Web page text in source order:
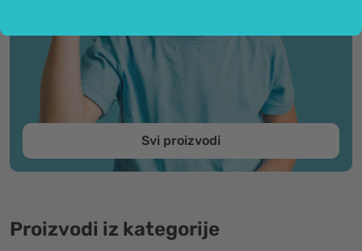
Svi proizvodi
Proizvodi iz kategorije